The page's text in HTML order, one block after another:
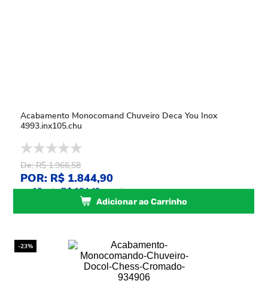
Acabamento Monocomand Chuveiro Deca You Inox
4993.inx105.chu
De: R$ 1.966,58
POR: R$ 1.844,90
ou10xdeR$ 184,49sem juros
Adicionar ao Carrinho
-23%